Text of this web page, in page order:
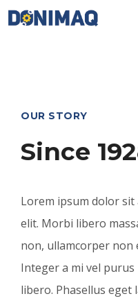
OUR STORY
Since
Lorem ipsum dolor
elit. Morbi libero
non, ullamcorper non
Integer a mi vel
libero. Phasellus eget